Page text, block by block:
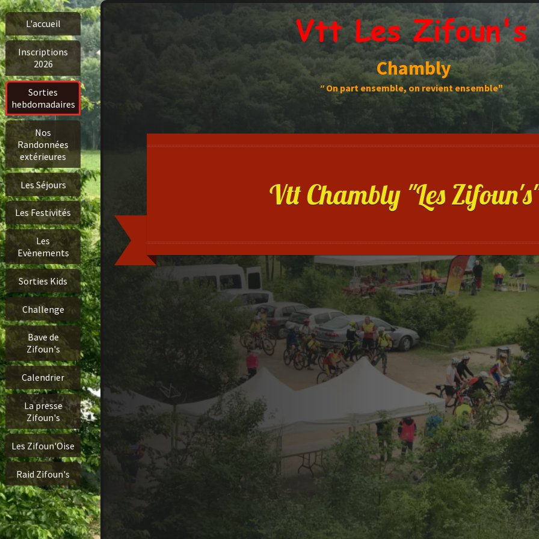
Vtt Les Zifoun's
Chambly
"On part ensemble, on revient ensemble"
L'accueil
Inscriptions
2026
Sorties
hebdomadaires
Nos
Randonnées
extérieures
Les Séjours
Les Festivités
Les
Evènements
Sorties Kids
Challenge
Bave de
Zifoun's
Calendrier
La presse
Zifoun's
Les Zifoun'Oise
Raid Zifoun's
Vtt Chambly "Les